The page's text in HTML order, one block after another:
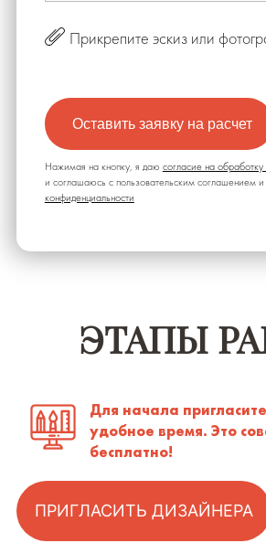
Прикрепите эскиз или
Нажимая на кнопку, я даю согласие на
и соглашаюсь c пользовательским соглашением и
конфиденциальности
ЭТАПЫ
Для начала
удобное время. Это
бесплатно!
ПРИГЛАСИТЬ ДИЗАЙНЕРА